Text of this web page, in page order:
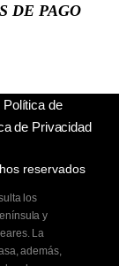
DE PAGO
Política de
de Privacidad
reservados
los
y
La
además,